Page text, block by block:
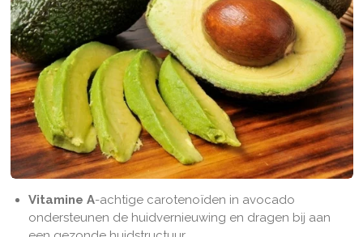
Vitamine A-achtige carotenoïden in avocado
ondersteunen de huidvernieuwing en dragen bij aan